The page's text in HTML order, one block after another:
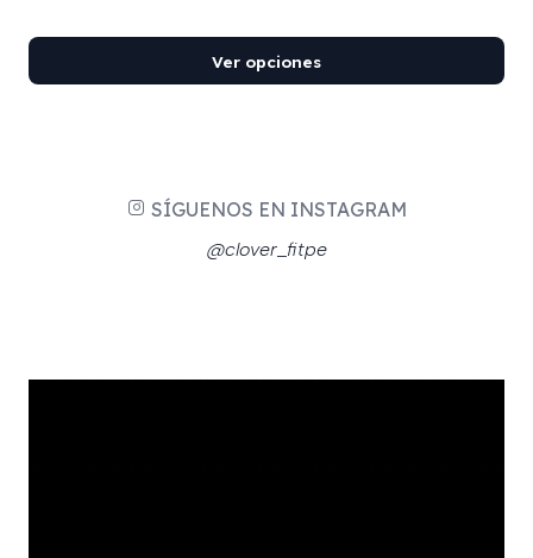
Ver opciones
SÍGUENOS EN INSTAGRAM
@clover_fitpe